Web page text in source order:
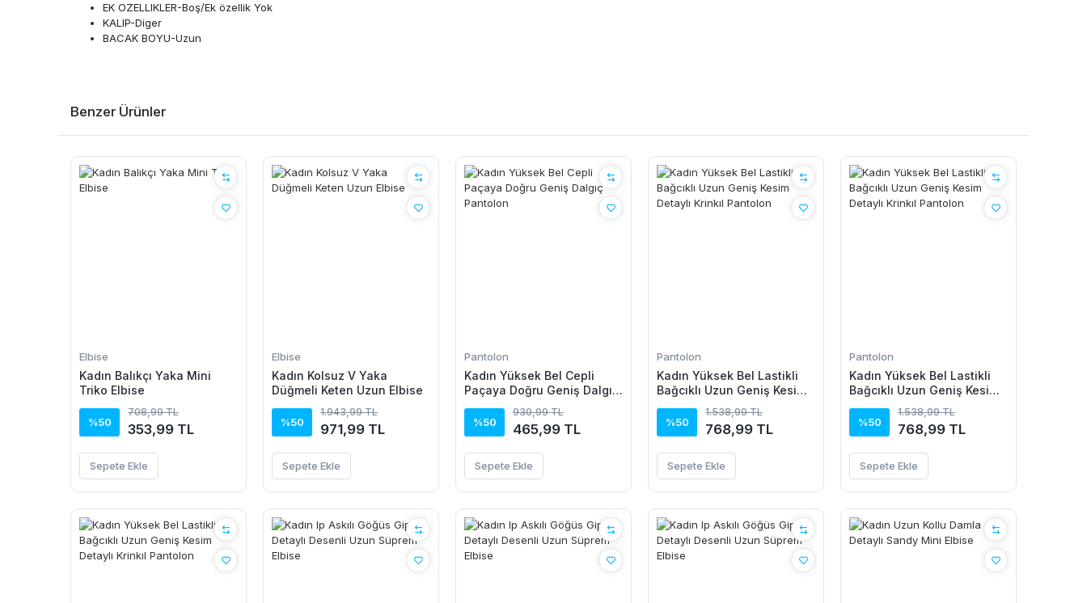
EK OZELLIKLER-Boş/Ek özellik Yok
KALIP-Diger
BACAK BOYU-Uzun
Benzer Ürünler
Elbise
Kadın Balıkçı Yaka Mini
Triko Elbise
%50
708,99 TL
353,99 TL
Sepete Ekle
Elbise
Kadın Kolsuz V Yaka
Düğmeli Keten Uzun Elbise
%50
1.943,99 TL
971,99 TL
Sepete Ekle
Pantolon
Kadın Yüksek Bel Cepli
Paçaya Doğru Geniş Dalgıç
%50
930,99 TL
465,99 TL
Sepete Ekle
Pantolon
Kadın Yüksek Bel Lastikli
Bağcıklı Uzun Geniş Kesim
%50
1.538,99 TL
768,99 TL
Sepete Ekle
Pantolon
Kadın Yüksek Bel Lastikli
Bağcıklı Uzun Geniş Kesim
%50
1.538,99 TL
768,99 TL
Sepete Ekle